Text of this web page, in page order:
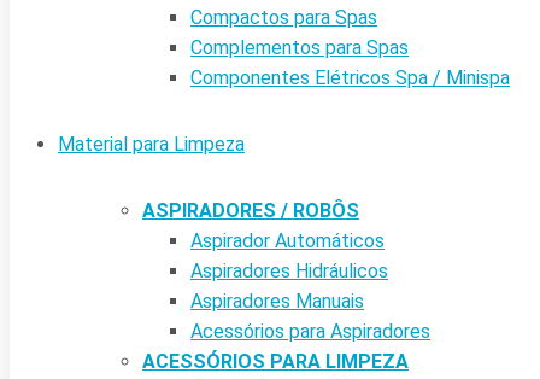
Compactos para Spas
Complementos para Spas
Componentes Elétricos Spa / Minispa
Material para Limpeza
ASPIRADORES / ROBÔS
Aspirador Automáticos
Aspiradores Hidráulicos
Aspiradores Manuais
Acessórios para Aspiradores
ACESSÓRIOS PARA LIMPEZA